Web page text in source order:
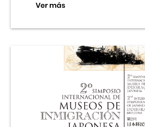
Ver más